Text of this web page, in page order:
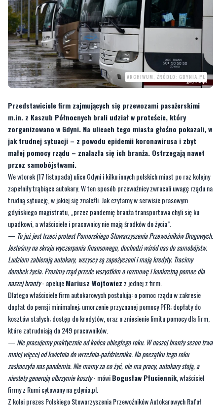
ARCHIWUM, ŹRÓDŁO: GDYNIA.PL
Przedstawiciele firm zajmujących się przewozami pasażerskimi
m.in. z Kaszub Północnych brali udział w proteście, który
jak trudnej sytuacji – z powodu epidemii koronawirusa i zbyt
małej pomocy rządu – znalazła się ich branża. Ostrzegają nawet
przez samobójstwami.
We wtorek (17 listopada) ulice Gdyni i kilku innych polskich miast po raz kolejny
zapełniły trąbiące autokary. W ten sposób przewoźnicy zwracali uwagę rządu na
trudną sytuację, w jakiej się znaleźli. Jak czytamy w serwisie prasowym
gdyńskiego magistratu, „przez pandemię branża transportowa chyli się ku
upadkowi, a właściciele i pracownicy nie mają środków do życia”.
—To już jest trzeci protest Pomorskiego Stowarzyszenia Przewoźników Drogowych.
Jesteśmy na skraju wyczerpania finansowego, dochodzi wśród nas do samobójstw.
Ludziom zabierają autokary, wszyscy są zapożyczeni i mają kredyty. Tracimy
dorobek życia. Prosimy rząd przede wszystkim o rozmowę i konkretną pomoc dla
naszej branży- apelujeMariusz Wojtowiczz jednej z firm.
Dlatego właściciele firm autokarowych postulują: o pomoc rządu w zakresie
dopłat do pensji minimalnej; umorzenie przyznanej pomocy PFR; dopłaty do
kosztów stałych; dostęp do kredytów, oraz o zniesienie limitu pomocy dla firm,
które zatrudniają do 249 pracowników.
—Nie pracujemy praktycznie od końca ubiegłego roku. W naszej branży sezon trwa
mniej więcej od kwietnia do września-października. Na początku tego roku
zaskoczyła nas pandemia. Nie mamy za co żyć, nie ma pracy, autokary stoją, a
niestety generują olbrzymie koszty- mówiBogusław Płuciennik, właściciel
firmy z Rumi cytowany na gdynia.pl.
Z kolei prezes Polskiego Stowarzyszenia Przewoźników Autokarowych Rafał
Jańczuk uważa, że bez realnego i natychmiastowego ujęcia branży przewozów
autokarowych w rządowych programach pomocowych, polskich przewoźników
czeka nie tylko utrata miejsc pracy i ciężko wypracowanej pozycji lidera na